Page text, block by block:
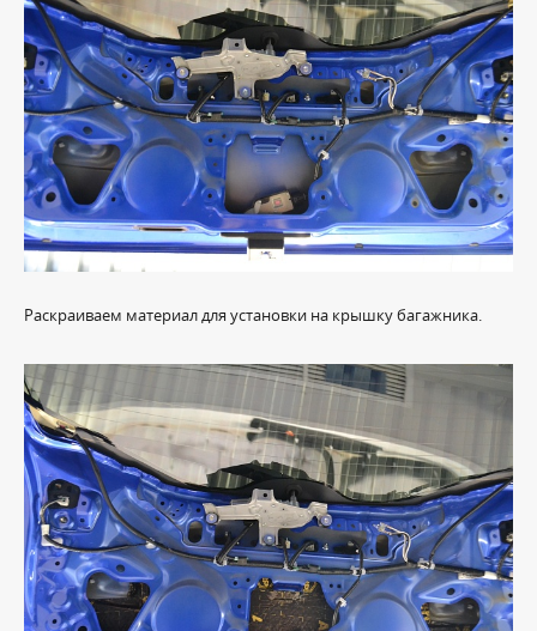
Раскраиваем материал для установки на крышку багажника.